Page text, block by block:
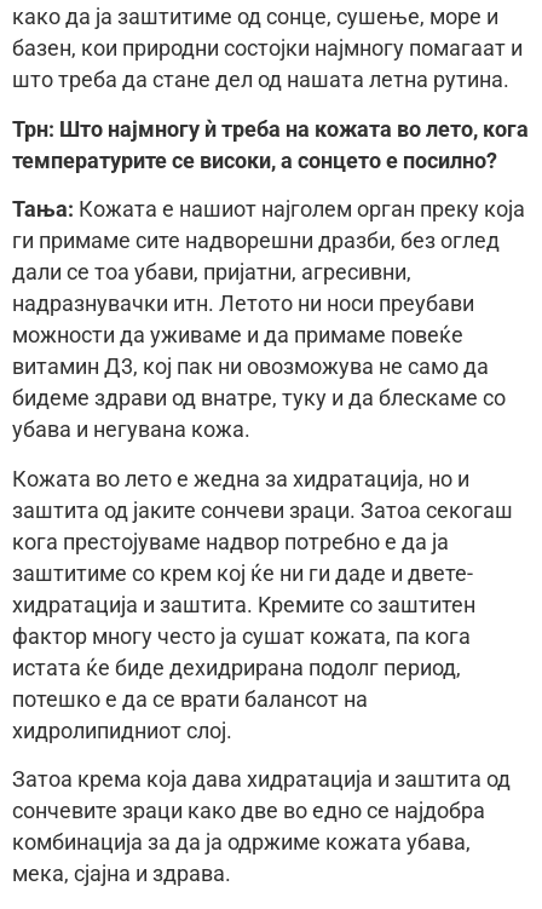
како да ја заштитиме од сонце, сушење, море и
базен, кои природни состојки најмногу помагаат и
што треба да стане дел од нашата летна рутина.
Трн: Што најмногу ѝ треба на кожата во лето, кога
температурите се високи, а сонцето е посилно?
Тања: Кожата е нашиот најголем орган преку која
ги примаме сите надворешни дразби, без оглед
дали се тоа убави, пријатни, агресивни,
надразнувачки итн. Летото ни носи преубави
можности да уживаме и да примаме повеќе
витамин Д3, кој пак ни овозможува не само да
бидеме здрави од внатре, туку и да блескаме со
убава и негувана кожа.
Кожата во лето е жедна за хидратација, но и
заштита од јаките сончеви зраци. Затоа секогаш
кога престојуваме надвор потребно е да ја
заштитиме со крем кој ќе ни ги даде и двете-
хидратација и заштита. Kремите со заштитен
фактор многу често ја сушaт кожата, па кога
истата ќе биде дехидрирана подолг период,
потешко е да се врати балансот на
хидролипидниот слој.
Затоа крема која дава хидратација и заштита од
сончевите зраци како две во едно се најдобра
комбинација за да ја одржиме кожата убава,
мека, сјајна и здрава.